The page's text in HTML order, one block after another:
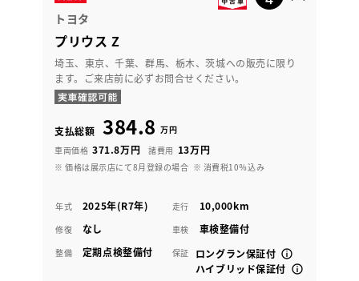
トヨタ
プリウス Z
埼玉、東京、千葉、群馬、栃木、茨城への販売に限り
ます。ご来店前に必ずお問合せください。
支払総額 384.8 万円
車両価格 371.8万円 諸費用 13万円
※ 価格は展示店にて8月登録の場合 ※ 消費税10％込み
年式 2025年(R7年) 走行 10,000km
修復 なし 車検 車検整備付
整備 定期点検整備付 保証
ロングラン保証付
ハイブリッド保証付